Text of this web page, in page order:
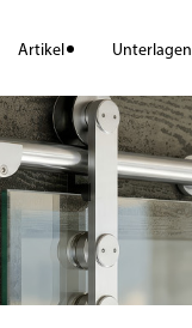
Artikel Unterlagen